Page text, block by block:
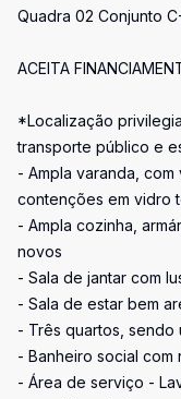
Quadra 02 Conjunto
ACEITA
*Localização
transporte público e
- Ampla varanda,
contenções em vidro
- Ampla cozinha,
novos
- Sala de jantar com
- Sala de estar bem
- Três quartos, sendo
- Banheiro social com
- Área de serviço -